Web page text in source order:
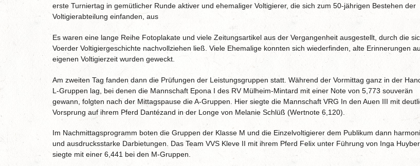
erste Turniertag in gemütlicher Runde aktiver und ehemaliger Voltigierer, die sich zum 50-jährigen Bestehen der
Voltigierabteilung einfanden, aus
Es waren eine lange Reihe Fotoplakate und viele Zeitungsartikel aus der Vergangenheit ausgestellt, durch die
Voerder Voltigiergeschichte nachvollziehen ließ. Viele Ehemalige konnten sich wiederfinden, alte Erinnerungen
eigenen Voltigierzeit wurden geweckt.
Am zweiten Tag fanden dann die Prüfungen der Leistungsgruppen statt. Während der Vormittag ganz in der
L-Gruppen lag, bei denen die Mannschaft Epona I des RV Mülheim-Mintard mit einer Note von 5,773 souverän
gewann, folgten nach der Mittagspause die A-Gruppen. Hier siegte die Mannschaft VRG In den Auen III mit
Vorsprung auf ihrem Pferd Dantézand in der Longe von Melanie Schlüß (Wertnote 6,120).
Im Nachmittagsprogramm boten die Gruppen der Klasse M und die Einzelvoltigierer dem Publikum dann
und ausdrucksstarke Darbietungen. Das Team VVS Kleve II mit ihrem Pferd Felix unter Führung von Inga
siegte mit einer 6,441 bei den M-Gruppen.